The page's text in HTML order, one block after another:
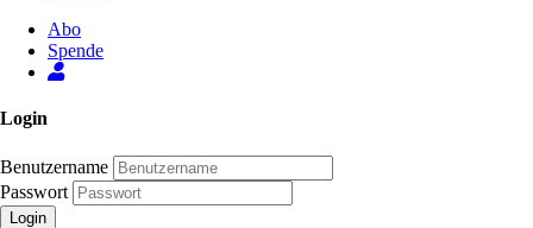
Abo
Spende
Login
Benutzername
Passwort
Login